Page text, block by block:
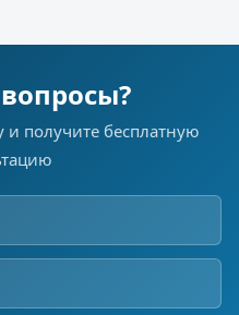
получите бесплатную